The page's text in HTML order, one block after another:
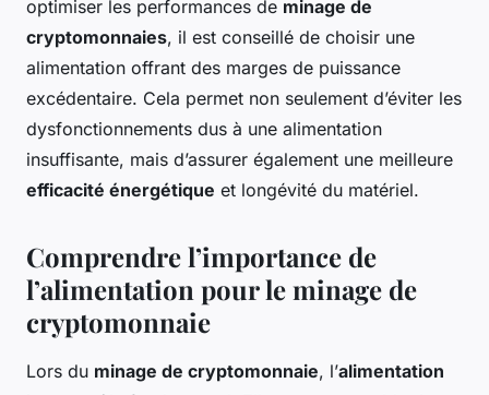
optimiser les performances de minage de
cryptomonnaies, il est conseillé de choisir une
alimentation offrant des marges de puissance
excédentaire. Cela permet non seulement d’éviter les
dysfonctionnements dus à une alimentation
insuffisante, mais d’assurer également une meilleure
efficacité énergétique et longévité du matériel.
Comprendre l’importance de
l’alimentation pour le minage de
cryptomonnaie
Lors du minage de cryptomonnaie, l’alimentation